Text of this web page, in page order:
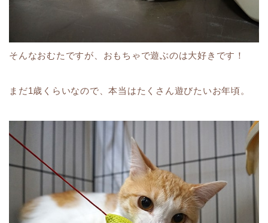
そんなおむたですが、おもちゃで遊ぶのは大好きです！
まだ1歳くらいなので、本当はたくさん遊びたいお年頃。